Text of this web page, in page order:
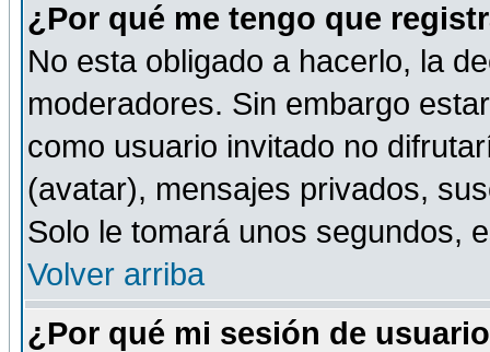
¿Por qué me tengo que
No esta obligado a hacerlo, la
moderadores. Sin embargo
como usuario invitado no
(avatar), mensajes privados,
Solo le tomará unos segundos,
Volver arriba
¿Por qué mi sesión de